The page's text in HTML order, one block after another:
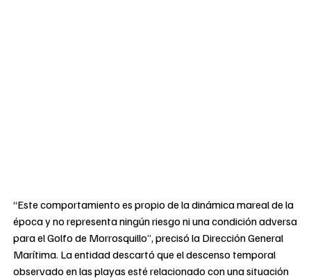
“Este comportamiento es propio de la dinámica mareal de la
época y no representa ningún riesgo ni una condición adversa
para el Golfo de Morrosquillo”, precisó la Dirección General
Marítima. La entidad descartó que el descenso temporal
observado en las playas esté relacionado con una situación